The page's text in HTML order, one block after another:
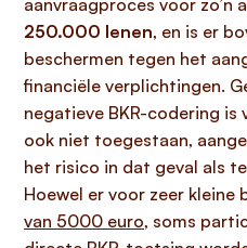
aanvraagproces voor zo’n
250.000 lenen, en is er
beschermen tegen het
financiële verplichtingen.
negatieve BKR-codering is
ook niet toegestaan,
het risico in dat geval als
Hoewel er voor zeer kleine
van 5000 euro, soms